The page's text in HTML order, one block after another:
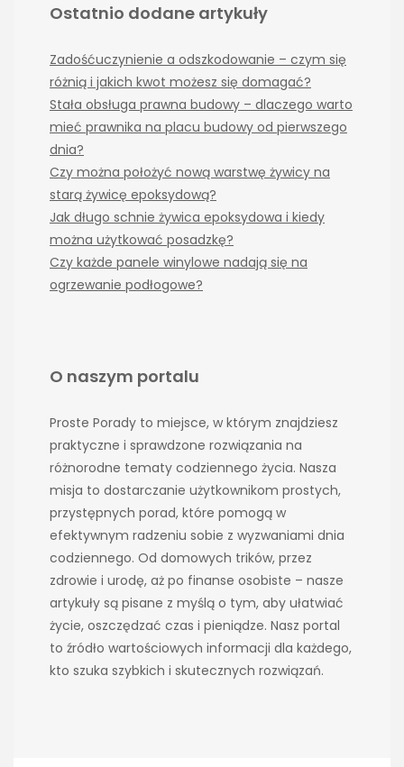
Ostatnio dodane artykuły
Zadośćuczynienie a odszkodowanie – czym się
różnią i jakich kwot możesz się domagać?
Stała obsługa prawna budowy – dlaczego warto
mieć prawnika na placu budowy od pierwszego
dnia?
Czy można położyć nową warstwę żywicy na
starą żywicę epoksydową?
Jak długo schnie żywica epoksydowa i kiedy
można użytkować posadzkę?
Czy każde panele winylowe nadają się na
ogrzewanie podłogowe?
O naszym portalu
Proste Porady to miejsce, w którym znajdziesz
praktyczne i sprawdzone rozwiązania na
różnorodne tematy codziennego życia. Nasza
misja to dostarczanie użytkownikom prostych,
przystępnych porad, które pomogą w
efektywnym radzeniu sobie z wyzwaniami dnia
codziennego. Od domowych trików, przez
zdrowie i urodę, aż po finanse osobiste – nasze
artykuły są pisane z myślą o tym, aby ułatwiać
życie, oszczędzać czas i pieniądze. Nasz portal
to źródło wartościowych informacji dla każdego,
kto szuka szybkich i skutecznych rozwiązań.